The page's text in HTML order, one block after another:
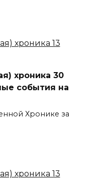
хроника 30
события на
Хронике за